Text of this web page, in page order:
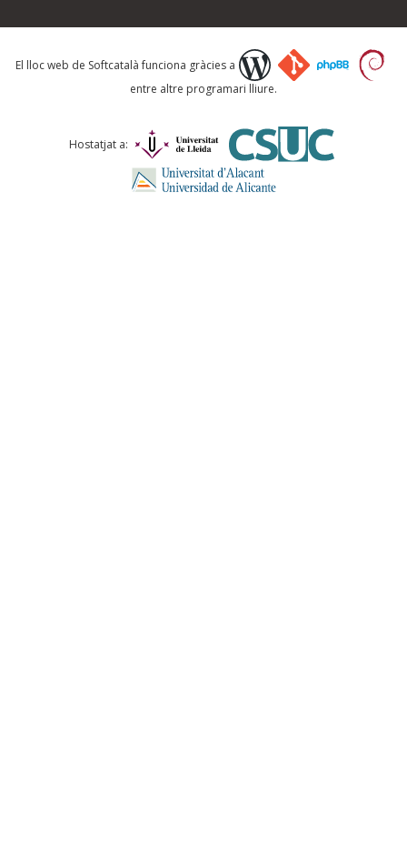
Què proposeu?
Comentari *
El lloc web de Softcatalà funciona gràcies a
entre altre programari lliure.
Hostatjat a: